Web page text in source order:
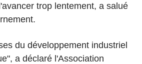
trop lentement, a salué
du développement industriel
a déclaré l'Association